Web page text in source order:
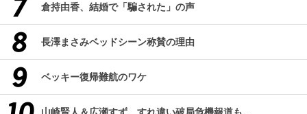
倉持由香、結婚で「騙された」の声
長澤まさみベッドシーン称賛の理由
ベッキー復帰難航のワケ